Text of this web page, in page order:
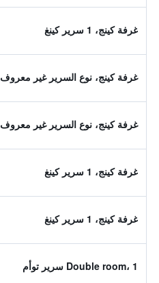
غرفة كينج، 1 سرير كينغ
غرفة كينج، نوع السرير غير معروف
غرفة كينج، نوع السرير غير معروف
غرفة كينج، 1 سرير كينغ
غرفة كينج، 1 سرير كينغ
Double room، 1 سرير توأم